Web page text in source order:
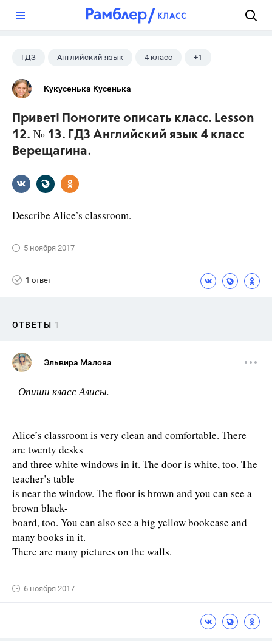
ГДЗ Английский язык 4 класс +1
Верещагина И.Н.
Кукусенька Кусенька
Привет! Помогите описать класс. Lesson
12. № 13. ГДЗ Английский язык 4 класс
Верещагина.
Describe Alice’s classroom.
5 ноября 2017
1 ответ
ОТВЕТЫ 1
Эльвира Малова
Опиши класс Алисы.
Alice’s classroom is very clean and comfortable. There
are twenty desks
and three white windows in it. The door is white, too. The
teacher’s table
is near the window. The floor is brown and you can see a
brown black-
board, too. You can also see a big yellow bookcase and
many books in it.
There are many pictures on the walls.
6 ноября 2017